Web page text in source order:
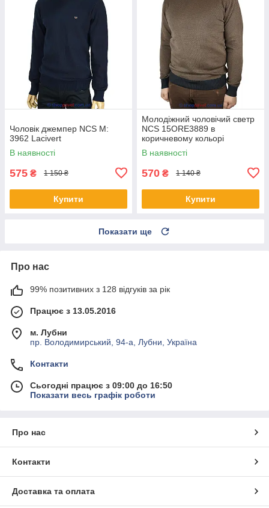
Чоловік джемпер NCS M:
3962 Lacivert
В наявності
575 ₴ 1 150 ₴
Купити
Молодіжний чоловічий светр
NCS 15ORE3889 в
коричневому кольорі
В наявності
570 ₴ 1 140 ₴
Купити
Показати ще
Про нас
99% позитивних з 128 відгуків за рік
Працює з 13.05.2016
м. Лубни
пр. Володимирський, 94-а, Лубни, Україна
Контакти
Сьогодні працює з 09:00 до 16:50
Показати весь графік роботи
Про нас
Контакти
Доставка та оплата